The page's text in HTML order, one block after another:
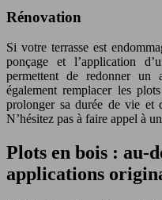
Rénovation
Si votre terrasse est
ponçage et l’application
permettent de redonner un
également remplacer les
prolonger sa durée de vie et
N’hésitez pas à faire appel à
Plots en bois : au-
applications